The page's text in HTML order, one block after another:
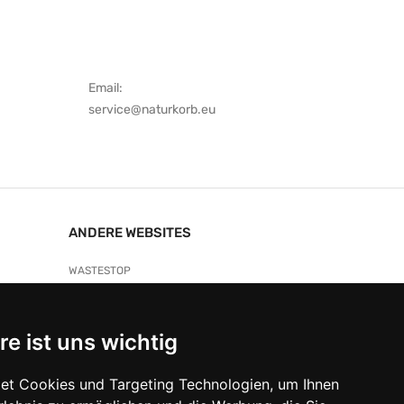
ist uns wichtig
Cookies und Targeting Technologien, um Ihnen
Email:
service@naturkorb.eu
ANDERE WEBSITES
WASTESTOP
IMMOBLICK
PENSION JESKE